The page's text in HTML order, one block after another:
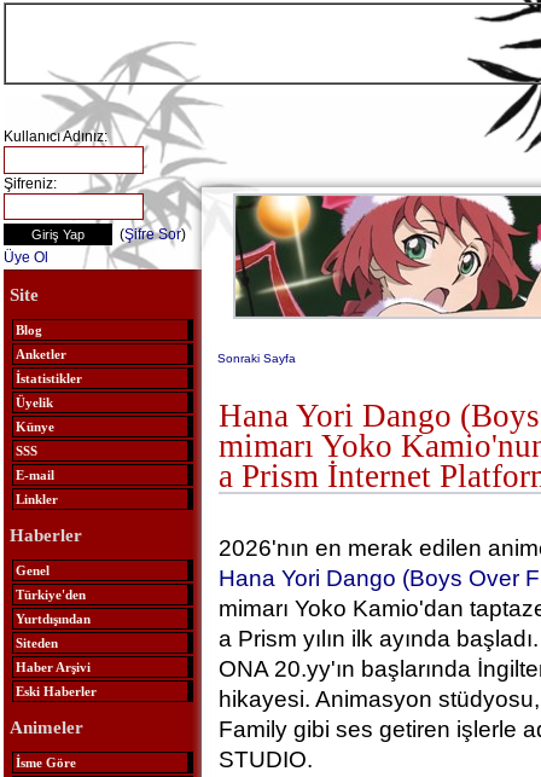
Kullanıcı Adınız:
Şifreniz:
(Şifre Sor)
Üye Ol
Site
Blog
Anketler
İstatistikler
Üyelik
Künye
SSS
E-mail
Linkler
Haberler
Genel
Türkiye'den
Yurtdışından
Siteden
Haber Arşivi
Eski Haberler
Animeler
İsme Göre
Sonraki Sayfa
Hana Yori Dango
mimarı Yoko
a Prism İnternet
2026'nın en merak edilen
Hana Yori Dango (Boys Over
mimarı Yoko Kamio'dan
a Prism yılın ilk ayında
ONA 20.yy'ın başlarında
hikayesi. Animasyon
Family gibi ses getiren işlerle
STUDIO.